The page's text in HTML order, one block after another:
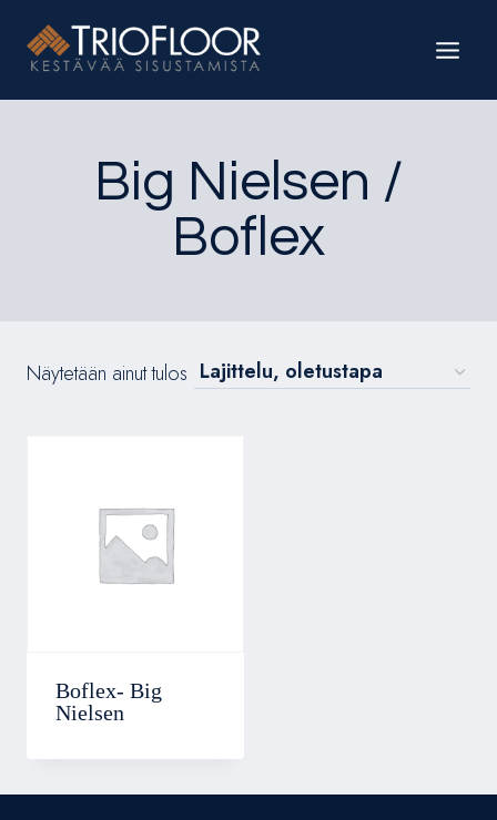
sisältöön
Big Nielsen /
Boflex
Näytetään ainut tulos
Boflex- Big
Nielsen